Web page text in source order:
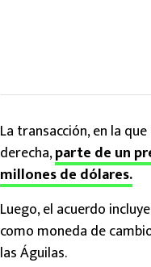
La transacción, en la
derecha,parte de un
millones de dólares.
Luego, el acuerdo
como moneda de
las Águilas.